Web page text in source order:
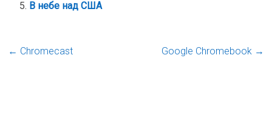
В небе над США
← Chromecast Google Chromebook →